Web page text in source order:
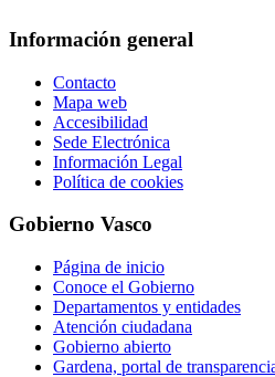
Información general
Contacto
Mapa web
Accesibilidad
Sede Electrónica
Información Legal
Política de cookies
Gobierno Vasco
Página de inicio
Conoce el Gobierno
Departamentos y entidades
Atención ciudadana
Gobierno abierto
Gardena, portal de